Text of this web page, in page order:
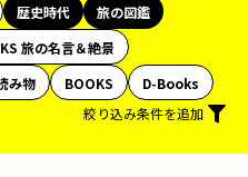
歴史時代
旅の図鑑
旅の名言＆絶景
み物 BOOKS
D-Books
絞り込み条件を追加